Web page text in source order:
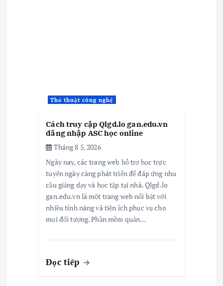
Thủ thuật công nghệ
Cách truy cập Qlgd.lo gan.edu.vn
đăng nhập ASC học online
Tháng 8 5, 2026
Ngày nay, các trang web hỗ trợ học trực
tuyến ngày càng phát triển để đáp ứng nhu
cầu giảng dạy và học tập tại nhà. Qlgd.lo
gan.edu.vn là một trang web nổi bật với
nhiều tính năng và tiện ích phục vụ cho
mọi đối tượng. Phần mềm quản…
Đọc tiếp